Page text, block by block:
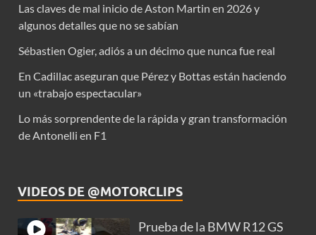
Las claves de mal inicio de Aston Martin en 2026 y
algunos detalles que no se sabían
Sébastien Ogier, adiós a un décimo que nunca fue real
En Cadillac aseguran que Pérez y Bottas están haciendo
un «trabajo espectacular»
Lo más sorprendente de la rápida y gran transformación
de Antonelli en F1
VIDEOS DE @MOTORCLIPS
Prueba de la BMW R12 GS